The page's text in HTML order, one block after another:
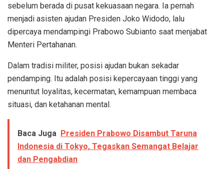
sebelum berada di pusat kekuasaan negara. Ia pernah
menjadi asisten ajudan Presiden Joko Widodo, lalu
dipercaya mendampingi Prabowo Subianto saat menjabat
Menteri Pertahanan.
Dalam tradisi militer, posisi ajudan bukan sekadar
pendamping. Itu adalah posisi kepercayaan tinggi yang
menuntut loyalitas, kecermatan, kemampuan membaca
situasi, dan ketahanan mental.
Baca Juga Presiden Prabowo Disambut Taruna
Indonesia di Tokyo, Tegaskan Semangat Belajar
dan Pengabdian